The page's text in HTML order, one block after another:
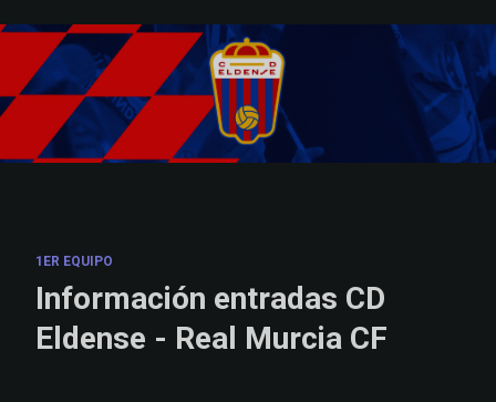
1ER EQUIPO
Información entradas CD
Eldense - Real Murcia CF